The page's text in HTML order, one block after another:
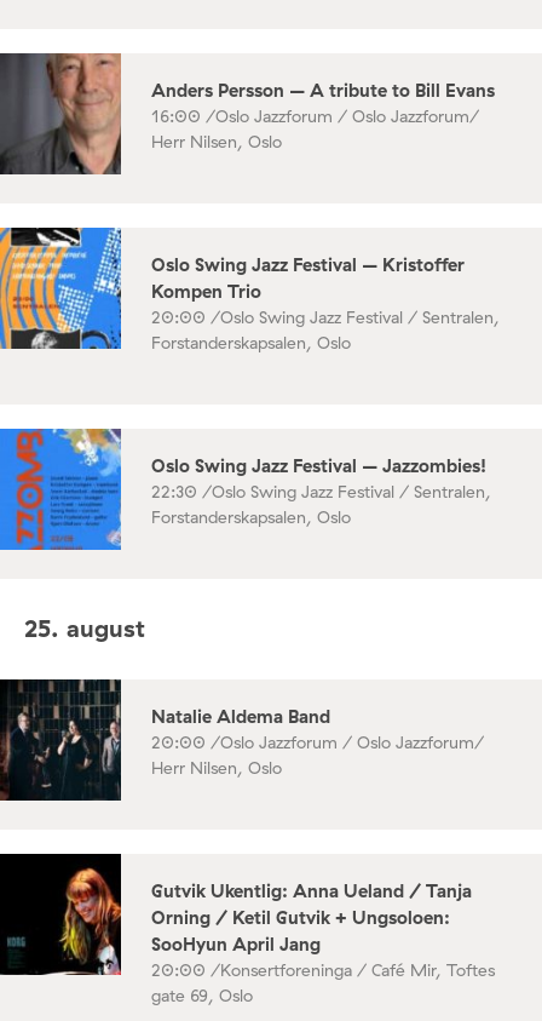
Anders Persson – A tribute to Bill Evans
16:00 /Oslo Jazzforum / Oslo Jazzforum/
Herr Nilsen, Oslo
Oslo Swing Jazz Festival – Kristoffer
Kompen Trio
20:00 /Oslo Swing Jazz Festival / Sentralen,
Forstanderskapsalen, Oslo
Oslo Swing Jazz Festival – Jazzombies!
22:30 /Oslo Swing Jazz Festival / Sentralen,
Forstanderskapsalen, Oslo
25. august
Natalie Aldema Band
20:00 /Oslo Jazzforum / Oslo Jazzforum/
Herr Nilsen, Oslo
Gutvik Ukentlig: Anna Ueland / Tanja
Orning / Ketil Gutvik + Ungsoloen:
SooHyun April Jang
20:00 /Konsertforeninga / Café Mir, Toftes
gate 69, Oslo